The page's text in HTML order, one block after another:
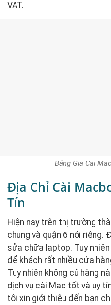
VAT.
Bảng Giá Cài
Địa Chỉ Cài
Tín
Hiện nay trên thị trường
chung và quận 6 nói riêng.
sửa chữa laptop. Tuy
để khách rất nhiều cửa
Tuy nhiên không củ hàng
dịch vụ cài Mac tốt và uy
tôi xin giới thiệu đến bạn